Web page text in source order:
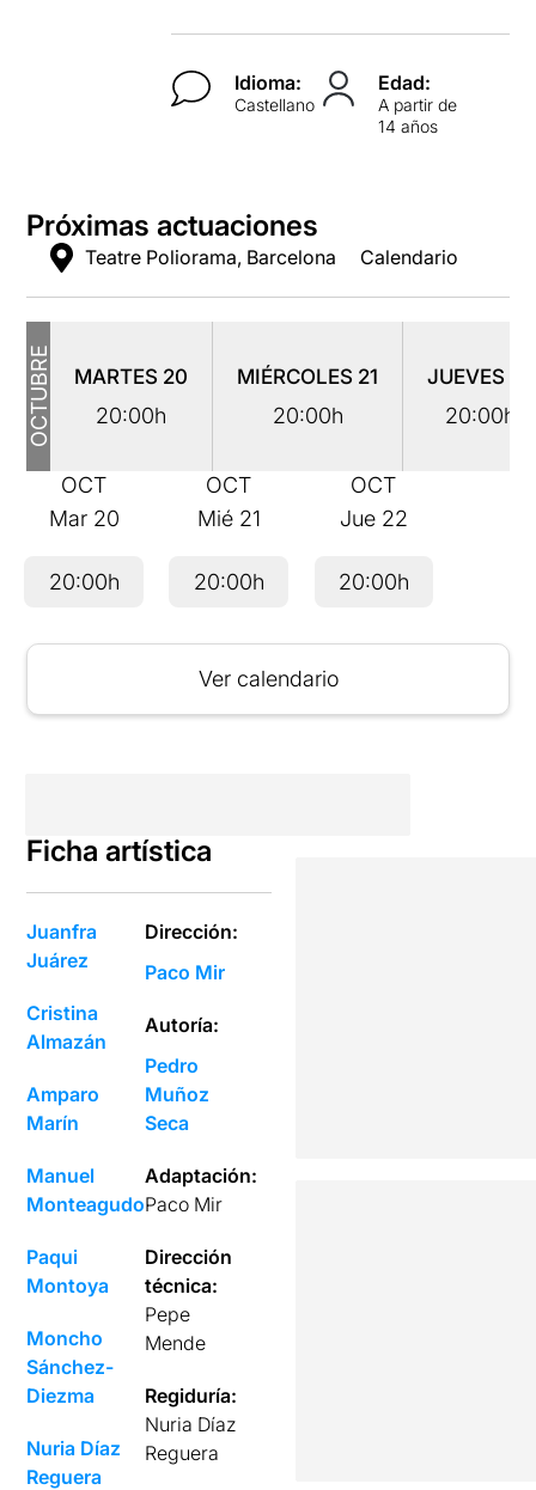
Idioma:
Castellano
Edad:
A partir de
14 años
Próximas actuaciones
Teatre Poliorama, Barcelona Calendario
OCTUBRE MARTES 20
20:00h
MIÉRCOLES 21
20:00h
JUEVES
20:00h
OCT
Mar 20
20:00h
OCT
Mié 21
20:00h
OCT
Jue 22
20:00h
Ver calendario
Ficha artística
Juanfra
Juárez
Cristina
Almazán
Amparo
Marín
Manuel
Monteagudo
Paqui
Montoya
Moncho
Sánchez-
Diezma
Nuria Díaz
Reguera
Dirección:
Paco Mir
Autoría:
Pedro
Muñoz
Seca
Adaptación:
Paco Mir
Dirección
técnica:
Pepe
Mende
Regiduría:
Nuria Díaz
Reguera